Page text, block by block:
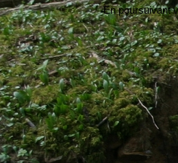
En poursuivant